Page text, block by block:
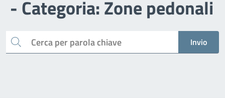
- Categoria: Zone pedonali
Cerca Invio